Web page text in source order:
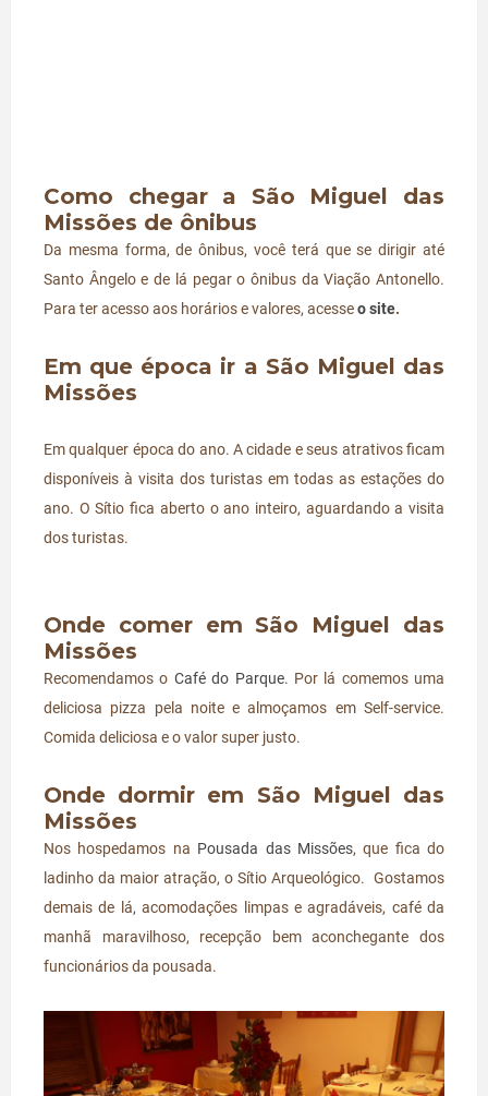
Como chegar a São Miguel das
Missões de ônibus
Da mesma forma, de ônibus, você terá que se dirigir até
Santo Ângelo e de lá pegar o ônibus da Viação Antonello.
Para ter acesso aos horários e valores, acesseo site.
Em que época ir a São Miguel das
Missões
Em qualquer época do ano. A cidade e seus atrativos ficam
disponíveis à visita dos turistas em todas as estações do
ano. O Sítio fica aberto o ano inteiro, aguardando a visita
dos turistas.
Onde comer em São Miguel das
Missões
Recomendamos o Café do Parque. Por lá comemos uma
deliciosa pizza pela noite e almoçamos em Self-service.
Comida deliciosa e o valor super justo.
Onde dormir em São Miguel das
Missões
Nos hospedamos na Pousada das Missões, que fica do
ladinho da maior atração, o Sítio Arqueológico. Gostamos
demais de lá, acomodações limpas e agradáveis, café da
manhã maravilhoso, recepção bem aconchegante dos
funcionários da pousada.